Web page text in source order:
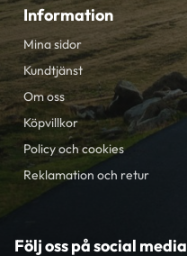
Information
Mina sidor
Kundtjänst
Om oss
Köpvillkor
Policy och cookies
Reklamation och retur
Följ oss på social media